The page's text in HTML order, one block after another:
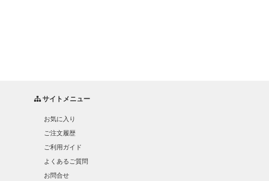
サイトメニュー
お気に入り
ご注文履歴
ご利用ガイド
よくあるご質問
お問合せ